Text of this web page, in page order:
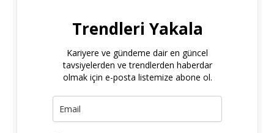
Trendleri Yakala
Kariyere ve gündeme dair en güncel
tavsiyelerden ve trendlerden haberdar
olmak için e-posta listemize abone ol.